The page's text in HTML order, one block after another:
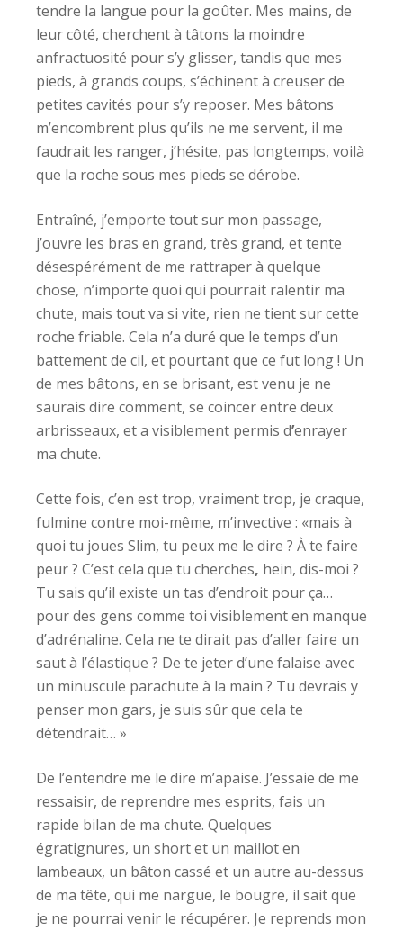
tendre la langue pour la goûter. Mes mains, de
leur côté, cherchent à tâtons la moindre
anfractuosité pour s’y glisser, tandis que mes
pieds, à grands coups, s’échinent à creuser de
petites cavités pour s’y reposer. Mes bâtons
m’encombrent plus qu’ils ne me servent, il me
faudrait les ranger, j’hésite, pas longtemps, voilà
que la roche sous mes pieds se dérobe.
Entraîné, j’emporte tout sur mon passage,
j’ouvre les bras en grand, très grand, et tente
désespérément de me rattraper à quelque
chose, n’importe quoi qui pourrait ralentir ma
chute, mais tout va si vite, rien ne tient sur cette
roche friable. Cela n’a duré que le temps d’un
battement de cil, et pourtant que ce fut long ! Un
de mes bâtons, en se brisant, est venu je ne
saurais dire comment, se coincer entre deux
arbrisseaux, et a visiblement permis d’enrayer
ma chute.
Cette fois, c’en est trop, vraiment trop, je craque,
fulmine contre moi-même, m’invective : «mais à
quoi tu joues Slim, tu peux me le dire ? À te faire
peur ? C’est cela que tu cherches, hein, dis-moi ?
Tu sais qu’il existe un tas d’endroit pour ça…
pour des gens comme toi visiblement en manque
d’adrénaline. Cela ne te dirait pas d’aller faire un
saut à l’élastique ? De te jeter d’une falaise avec
un minuscule parachute à la main ? Tu devrais y
penser mon gars, je suis sûr que cela te
détendrait… »
De l’entendre me le dire m’apaise. J’essaie de me
ressaisir, de reprendre mes esprits, fais un
rapide bilan de ma chute. Quelques
égratignures, un short et un maillot en
lambeaux, un bâton cassé et un autre au-dessus
de ma tête, qui me nargue, le bougre, il sait que
je ne pourrai venir le récupérer. Je reprends mon